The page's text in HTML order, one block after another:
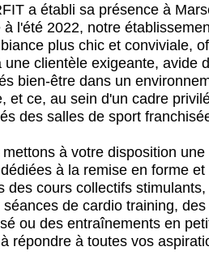
a établi sa présence à
l'été 2022, notre
plus chic et conviviale,
clientèle exigeante, avide
bien-être dans un
et ce, au sein d'un cadre
des salles de sport
à votre disposition
à la remise en forme
des cours collectifs
de cardio training,
ou des entraînements en
répondre à toutes vos